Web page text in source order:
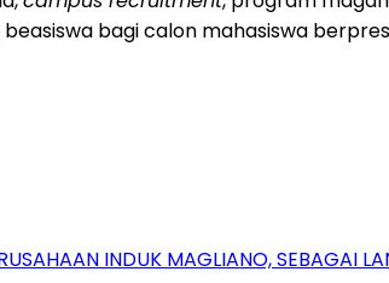
bagi calon mahasiswa
INDUK MAGLIANO, SEBAGAI